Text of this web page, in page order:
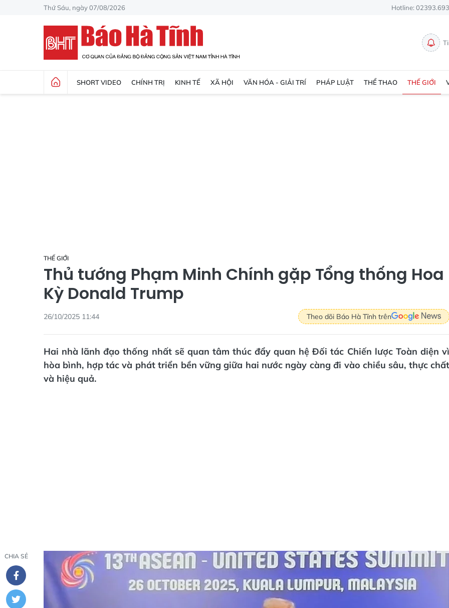
Thứ Sáu, ngày 07/08/2026 Hotline:
SHORT VIDEO CHÍNH TRỊ KINH TẾ XÃ HỘI VĂN HÓA - GIẢI TRÍ PHÁP LUẬT THỂ THAO THẾ GIỚI
THẾ GIỚI
Thủ tướng Phạm Minh Chính gặp Tổng thống Hoa
Kỳ Donald Trump
26/10/2025 11:44 Theo dõi Báo Hà Tĩnh trên
Hai nhà lãnh đạo thống nhất sẽ quan tâm thúc đẩy quan hệ Đối tác Chiến lược Toàn diện vì
hòa bình, hợp tác và phát triển bền vững giữa hai nước ngày càng đi vào chiều sâu, thực chất
và hiệu quả.
CHIA SẺ